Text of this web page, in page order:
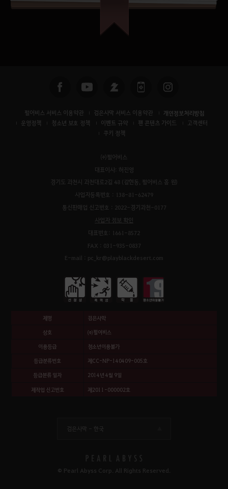
펄어비스 서비스 이용약관 검은사막 서비스 이용약관 개인정보처리방침
운영정책 청소년 보호 정책 이벤트 규약 팬 콘텐츠 가이드
고객센터
쿠키 정책
㈜펄어비스
대표이사: 허진영
경기도 과천시 과천대로2길 48 (갈현동, 펄어비스 홈 원)
사업자등록번호 : 138-81-62479
통신판매업 신고번호 : 2022-경기과천-0177
사업자 정보 확인
대표번호: 1661-8572
FAX : 031-935-0837
E-mail : pc_kr@playblackdesert.com
제명 검은사막
상호 ㈜펄어비스
이용등급 청소년이용불가
등급분류번호 제CC-NP-140409-005호
등급분류 일자 2014년 4월 9일
제작업 신고번호 제2011-000002호
검은사막 - 한국
© Pearl Abyss Corp. All Rights Reserved.